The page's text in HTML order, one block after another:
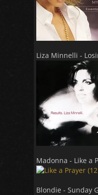
Liza Minnelli -
Madonna - Like a
Blondie - Sunday